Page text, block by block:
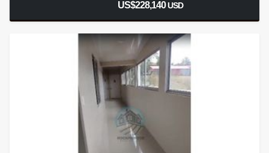
US$228,140USD